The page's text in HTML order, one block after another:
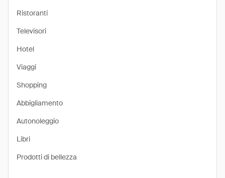
Ristoranti
Televisori
Hotel
Viaggi
Shopping
Abbigliamento
Autonoleggio
Libri
Prodotti di bellezza